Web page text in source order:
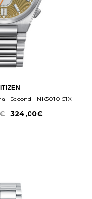
Second - NK5010-51X
324,00€